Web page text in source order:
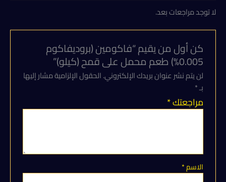
لا توجد مراجعات بعد.
كن أول من يقيم “فاكومين (بروديفاكوم
0.005%) طعم محمل على قمح (كيلو)”
لن يتم نشر عنوان بريدك الإلكتروني.الحقول الإلزامية مشار إليها
بـ*
مراجعتك*
الاسم*